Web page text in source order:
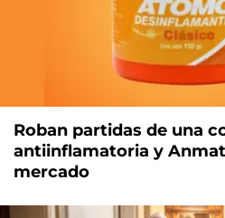
Roban partidas de una
antiinflamatoria y
mercado